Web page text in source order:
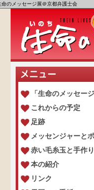
のメッセージ展＠京都弁護士会
「生命のメッセー
これからの予定
足跡
メッセンジャーと
赤い毛糸玉と手作
本の紹介
リンク